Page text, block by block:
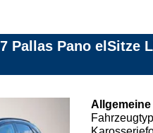
Pallas Pano elSitze
Allgemeine
Fahrzeugtyp